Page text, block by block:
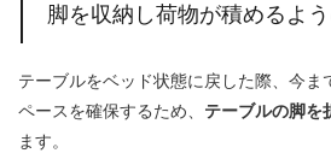
脚を収納し荷物が積めるよ
テーブルをベッド状態に戻した際、今ま
ペースを確保するため、 テーブルの脚を
ます。